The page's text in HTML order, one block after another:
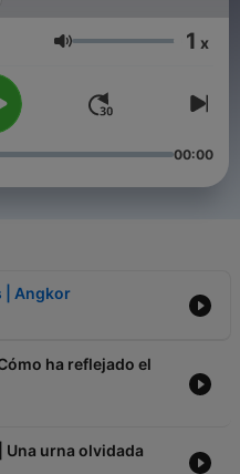
ระดับเสียง 1 x
00:00
| Angkor
ha reflejado el
Una urna olvidada